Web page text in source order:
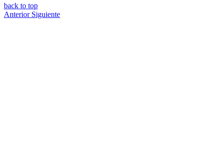
back to top
Anterior Siguiente